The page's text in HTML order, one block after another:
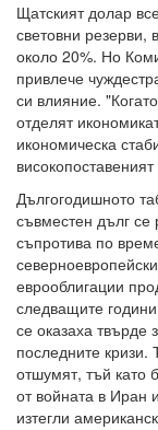
Щатският долар
световни резерви,
около 20%. Но
привлече
си влияние.
отделят
икономическа
Дългогодишното
съвместен дълг
съпротива по
еврооблигации
следващите
се оказаха твърде
последните
отшумят, тъй като
от войната в Иран
изтегли